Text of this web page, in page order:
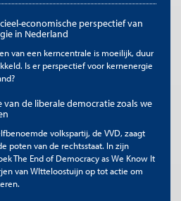
ongemerkt voor een andere
verleidelijk om de focus volledig op
te leggen, omdat daar
opdracht ligt. Maar als een
leidt tot
een complete definitie kan er een
tussen de belangen van de
wordt het probleem niet slechts
geaccepteerde definitie van
de meeste (ambtelijke) stukken
economische perspectief van
in Nederland
van een kerncentrale is moeilijk, duur
Is er perspectief voor kernenergie
van de liberale democratie zoals we
volkspartij, de VVD, zaagt
poten van de rechtsstaat. In zijn
The End of Democracy as We Know It
van WItteloostuijn op tot actie om